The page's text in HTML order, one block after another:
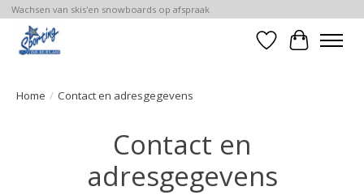
Wachsen van skis'en snowboards op afspraak
Verlanglijst
Home / Contact en adresgegevens
Contact en
adresgegevens